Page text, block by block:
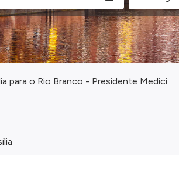
para o Rio Branco - Presidente Medici